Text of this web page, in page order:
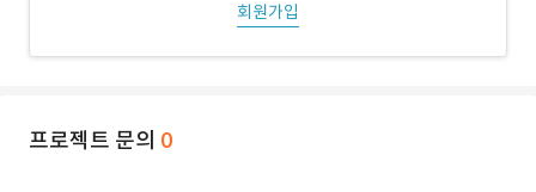
회원가입
프로젝트 문의 0